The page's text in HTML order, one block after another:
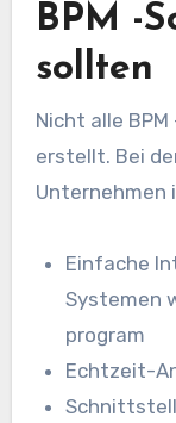
BPM -
sollten
Nicht alle
erstellt. Bei
Unternehmen
Einfache
Systemen
program
Echtzeit-